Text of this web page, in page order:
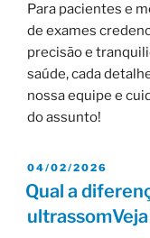
Para pacientes e
de exames
precisão e
saúde, cada
nossa equipe e
do assunto!
04/02/2026
Qual a